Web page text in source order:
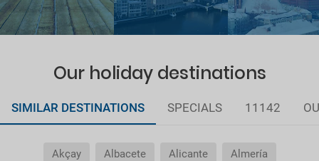
Our holiday destinations
SIMILAR DESTINATIONS SPECIALS 11142
Akçay Albacete Alicante Almería